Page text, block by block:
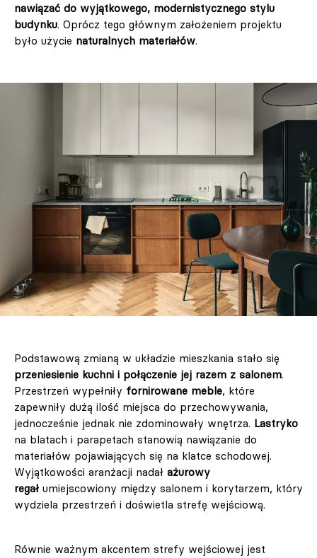
nawiązać do wyjątkowego, modernistycznego stylu
budynku. Oprócz tego głównym założeniem projektu
było użycie naturalnych materiałów.
Podstawową zmianą w układzie mieszkania stało się
przeniesienie kuchni i połączenie jej razem z salonem.
Przestrzeń wypełniły fornirowane meble, które
zapewniły dużą ilość miejsca do przechowywania,
jednocześnie jednak nie zdominowały wnętrza. Lastryko
na blatach i parapetach stanowią nawiązanie do
materiałów pojawiających się na klatce schodowej.
Wyjątkowości aranżacji nadał ażurowy
regał umiejscowiony między salonem i korytarzem, który
wydziela przestrzeń i doświetla strefę wejściową.
Równie ważnym akcentem strefy wejściowej jest